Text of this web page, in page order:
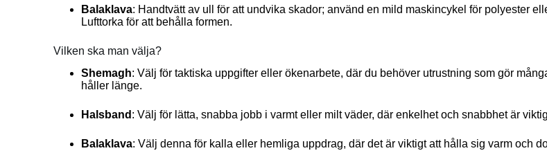
Balaklava: Handtvätt av ull för att undvika skador; använd en mild maskincykel för polyester
Lufttorka för att behålla formen.
Vilken ska man välja?
Shemagh: Välj för taktiska uppgifter eller ökenarbete, där du behöver utrustning som gör
håller länge.
Halsband : Välj för lätta, snabba jobb i varmt eller milt väder, där enkelhet och snabbhet är
Balaklava: Välj denna för kalla eller hemliga uppdrag, där det är viktigt att hålla sig varm och